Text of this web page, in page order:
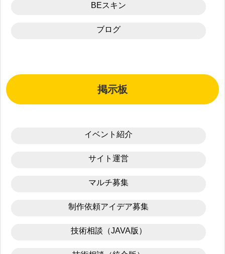
BEスキン
ブログ
掲示板
イベント紹介
サイト運営
マルチ募集
制作依頼アイデア募集
技術相談（JAVA版）